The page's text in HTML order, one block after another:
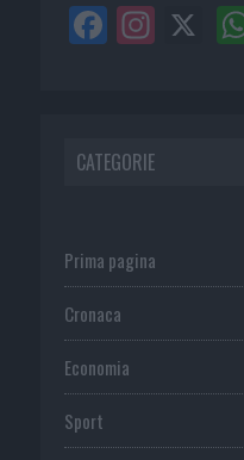
CATEGORIE
Prima pagina
Cronaca
Economia
Sport